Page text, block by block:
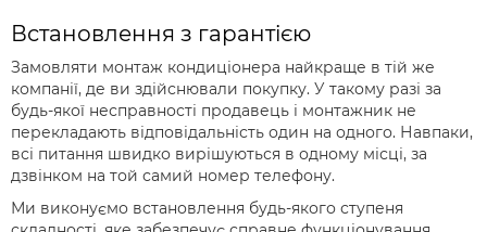
Встановлення з гарантією
Замовляти монтаж кондиціонера найкраще в тій же
компанії, де ви здійснювали покупку. У такому разі за
будь-якої несправності продавець і монтажник не
перекладають відповідальність один на одного. Навпаки,
всі питання швидко вирішуються в одному місці, за
дзвінком на той самий номер телефону.
Ми виконуємо встановлення будь-якого ступеня